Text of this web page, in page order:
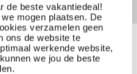
de beste vakantiedeal!
mogen plaatsen. De
verzamelen geen
ons de website te
werkende website,
we jou de beste